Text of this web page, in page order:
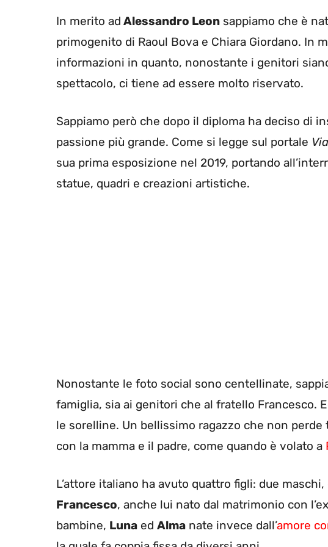
In merito ad Alessandro Leon sappiamo che è
primogenito di Raoul Bova e Chiara Giordano. In
informazioni in quanto, nonostante i genitori
spettacolo, ci tiene ad essere molto riservato.
Sappiamo però che dopo il diploma ha deciso di
passione più grande. Come si legge sul portale
sua prima esposizione nel 2019, portando
statue, quadri e creazioni artistiche.
Nonostante le foto social sono centellinate,
famiglia, sia ai genitori che al fratello Francesco.
le sorelline. Un bellissimo ragazzo che non
con la mamma e il padre, come quando è volato a
L’attore italiano ha avuto quattro figli: due maschi,
Francesco, anche lui nato dal matrimonio con
bambine, Luna ed Alma nate invece dall’amore